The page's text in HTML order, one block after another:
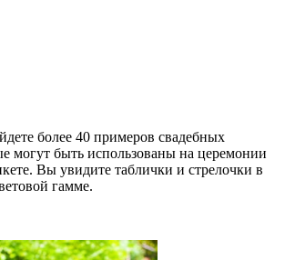
более 40 примеров свадебных
могут быть использованы на церемонии
Вы увидите таблички и стрелочки в
гамме.